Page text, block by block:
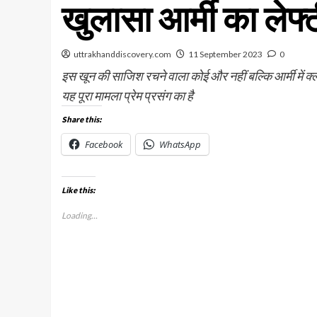
खुलासा आर्मी का
uttrakhanddiscovery.com 11 September 2023 0
इस खून की साजिश रचने वाला कोई और नहीं बल्कि आर्मी
यह पूरा मामला प्रेम प्रसंग का है
Share this:
Facebook WhatsApp
Like this:
Loading...